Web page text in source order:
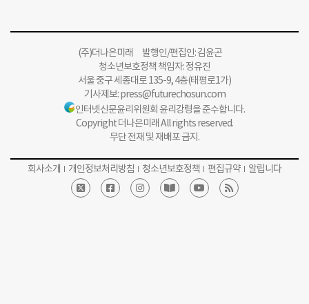
(주)더나은미래 발행인/편집인: 김윤곤
청소년보호정책 책임자: 정유진
서울 중구 세종대로 135-9, 4층(태평로1가)
기사제보:press@futurechosun.com
인터넷신문윤리위원회 윤리강령을 준수합니다.
Copyright 더나은미래 All rights reserved.
무단 전재 및 재배포 금지.
회사소개 개인정보처리방침 청소년보호정책 편집규약 알립니다